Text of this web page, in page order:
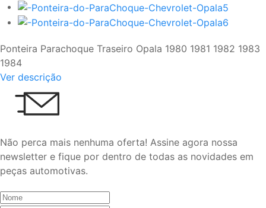
Ponteira Parachoque Traseiro Opala 1980 1981 1982 1983
1984
Ver descrição
Não perca mais nenhuma oferta! Assine agora nossa
newsletter e fique por dentro de todas as novidades em
peças automotivas.